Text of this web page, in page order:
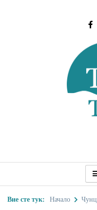
Вие сте тук: Начало